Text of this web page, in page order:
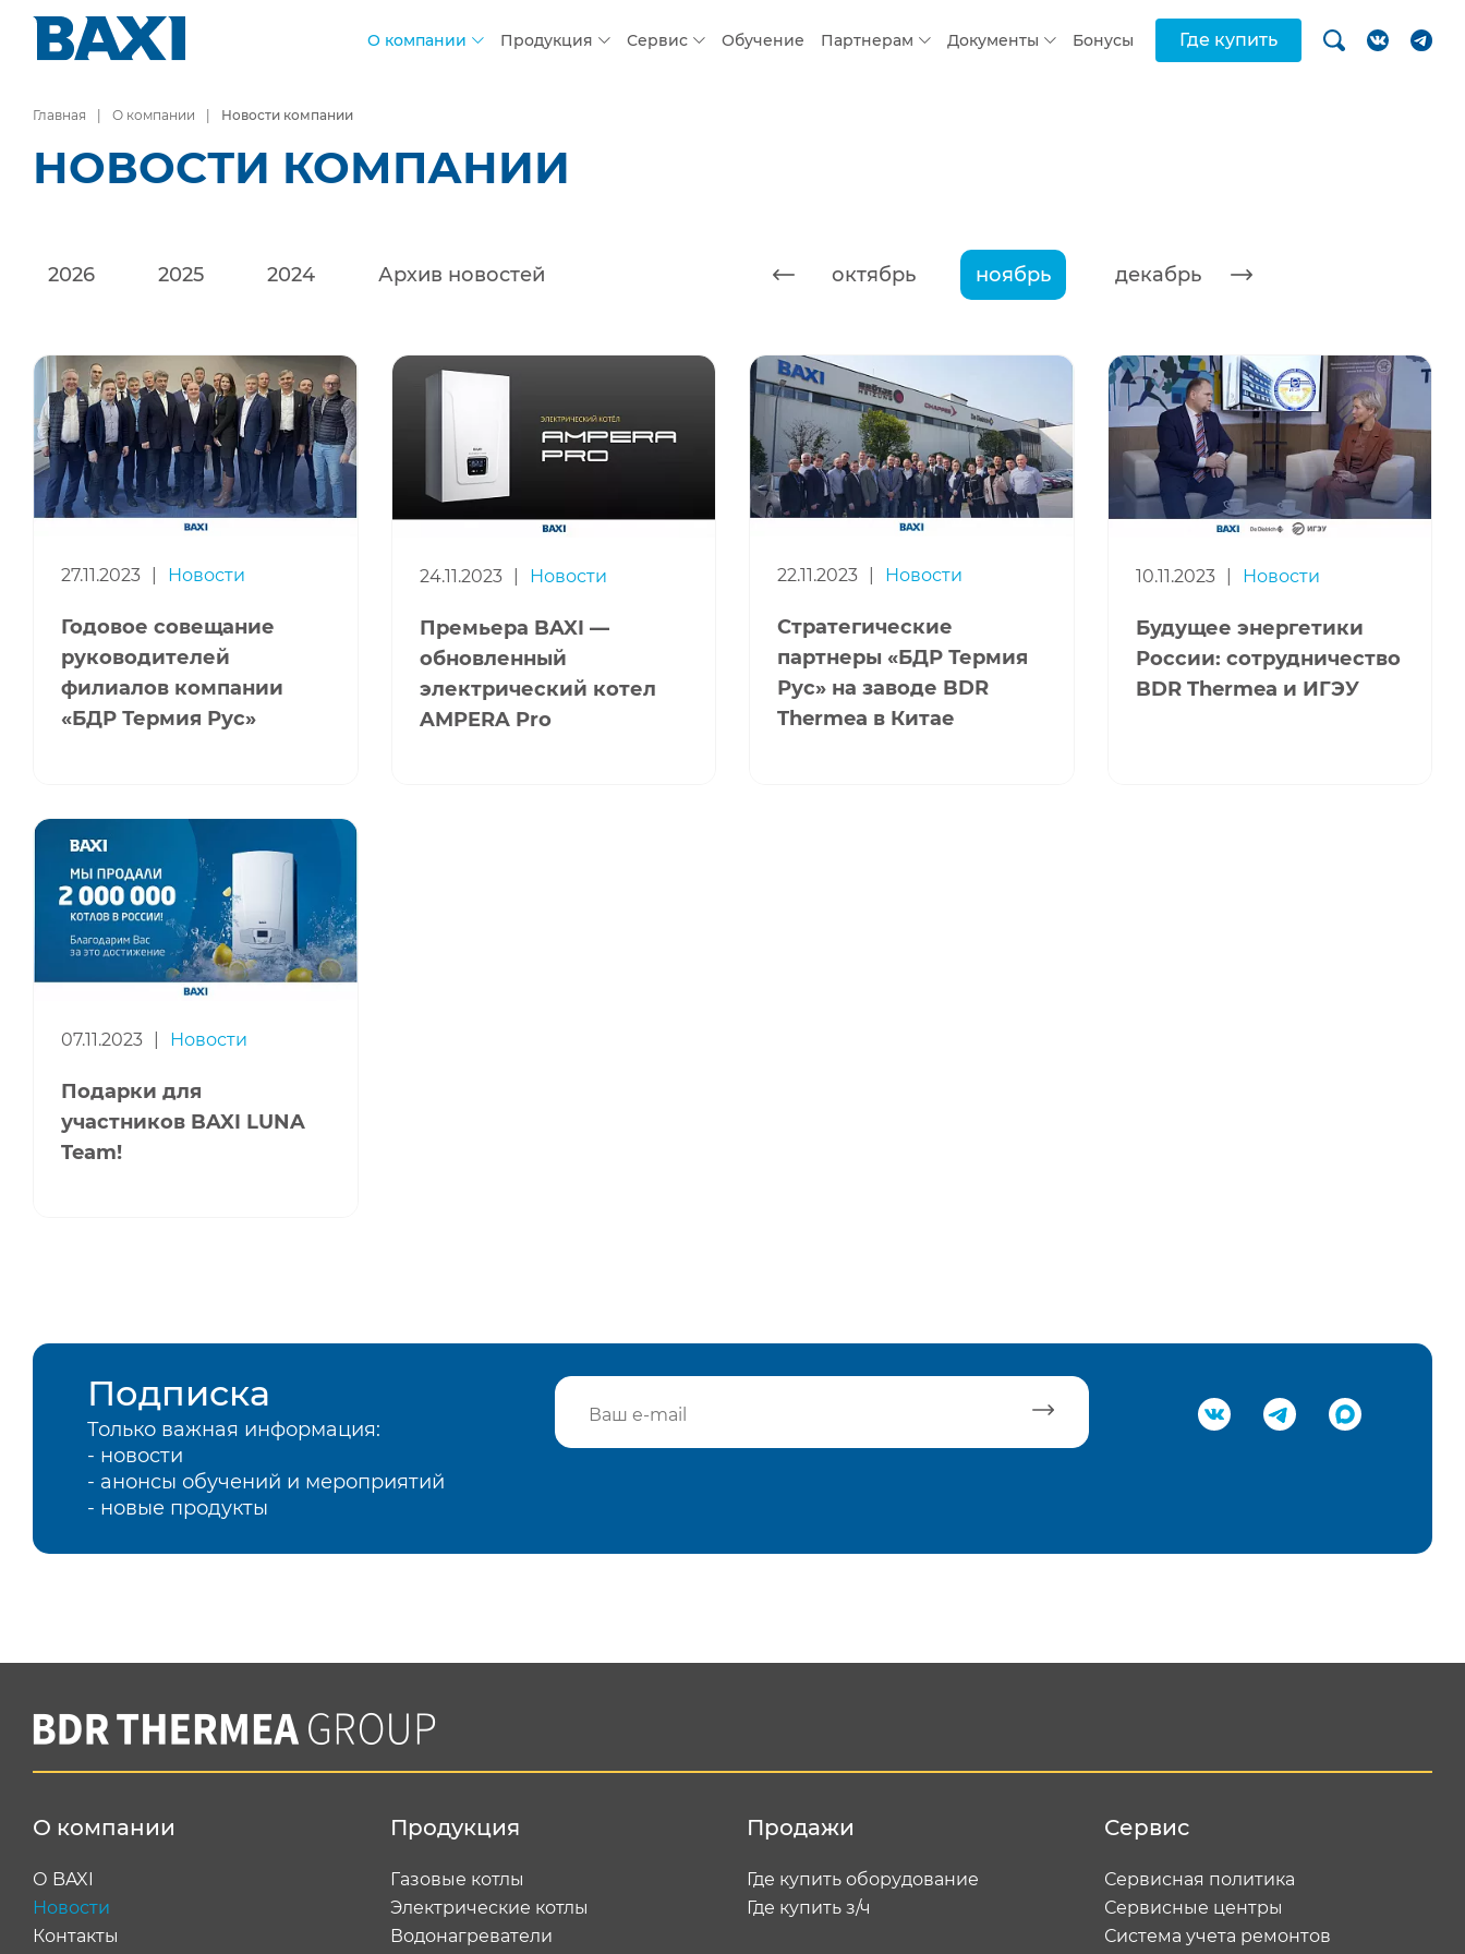
О компании Продукция Сервис Обучение Партнерам Документы Бонусы Где купить
Главная О компании Новости компании
НОВОСТИ КОМПАНИИ
2026 2025 2024 Архив новостей
май июнь июль сентябрь октябрь ноябрь декабрь
27.11.2023 Новости
Годовое совещание
руководителей
филиалов компании
«БДР Термия Рус»
24.11.2023 Новости
Премьера BAXI —
обновленный
электрический котел
AMPERA Pro
22.11.2023 Новости
Стратегические
партнеры «БДР Термия
Рус» на заводе BDR
Thermea в Китае
10.11.2023 Новости
Будущее энергетики
России: сотрудничество
BDR Thermea и ИГЭУ
07.11.2023 Новости
Подарки для
участников BAXI LUNA
Team!
Подписка
Только важная информация:
- новости
- анонсы обучений и мероприятий
- новые продукты
О компании
О BAXI
Новости
Контакты
Продукция
Газовые котлы
Электрические котлы
Водонагреватели
Продажи
Где купить оборудование
Где купить з/ч
Сервис
Сервисная политика
Сервисные центры
Система учета ремонтов